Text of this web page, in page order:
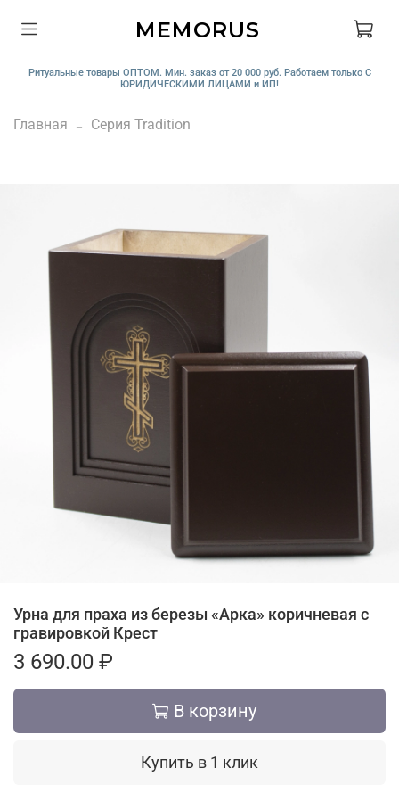
MEMORUS
Ритуальные товары ОПТОМ. Мин. заказ от 20 000 руб. Работаем только С
ЮРИДИЧЕСКИМИ ЛИЦАМИ и ИП!
Главная Серия Tradition
Урна для праха из березы «Арка» коричневая с
гравировкой Крест
3 690.00 ₽
В корзину
Купить в 1 клик